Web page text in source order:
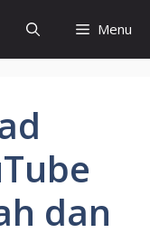
Menu
dan